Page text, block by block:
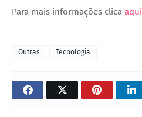
Para mais informações clica aqui
Outras Tecnologia